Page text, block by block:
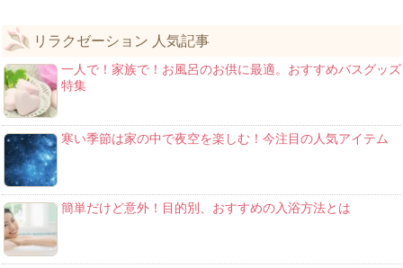
リラクゼーション 人気記事
一人で！家族で！お風呂のお供に最適。おすすめバスグッズ
特集
寒い季節は家の中で夜空を楽しむ！今注目の人気アイテム
簡単だけど意外！目的別、おすすめの入浴方法とは